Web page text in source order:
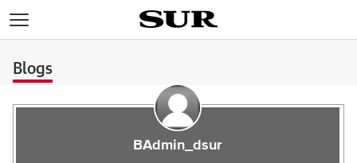
Blogs
BAdmin_dsur